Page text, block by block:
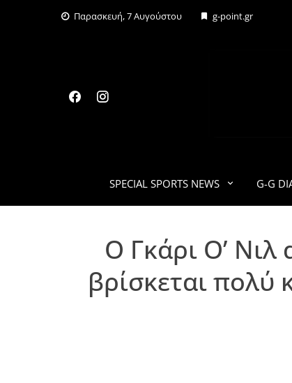
Παρασκευή, 7 Αυγούστου g-point.gr
SPECIAL SPORTS NEWS G-G
Ο Γκάρι Ο’ Νιλ
βρίσκεται